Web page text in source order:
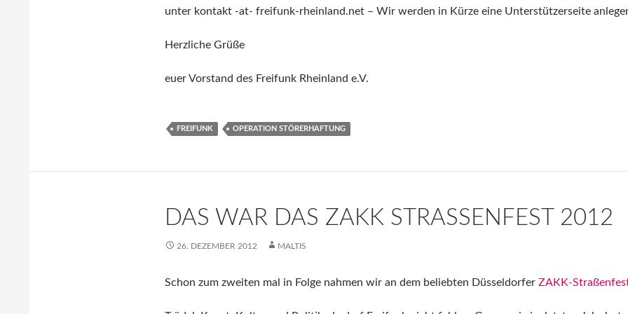
unter kontakt -at- freifunk-rheinland.net – Wir werden in Kürze eine Unterstützerseite
Herzliche Grüße
euer Vorstand des Freifunk Rheinland e.V.
FREIFUNK OPERATION STÖRERHAFTUNG
DAS WAR DAS ZAKK STRASSENFEST 2012
26. DEZEMBER 2012 MALTIS
Schon zum zweiten mal in Folge nahmen wir an dem beliebten Düsseldorfer ZAKK-